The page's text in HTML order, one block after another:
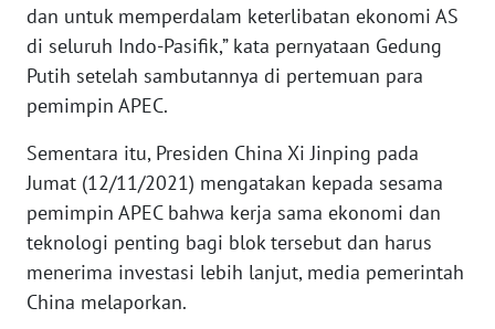
dan untuk memperdalam keterlibatan ekonomi AS
di seluruh Indo-Pasifik,” kata pernyataan Gedung
Putih setelah sambutannya di pertemuan para
pemimpin APEC.
Sementara itu, Presiden China Xi Jinping pada
Jumat (12/11/2021) mengatakan kepada sesama
pemimpin APEC bahwa kerja sama ekonomi dan
teknologi penting bagi blok tersebut dan harus
menerima investasi lebih lanjut, media pemerintah
China melaporkan.
WN
WN
WN
PAPUA
BARAT
WN